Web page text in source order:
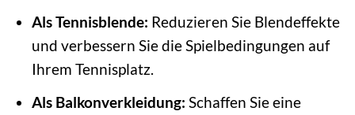
Als Tennisblende: Reduzieren Sie Blendeffekte
und verbessern Sie die Spielbedingungen auf
Ihrem Tennisplatz.
Als Balkonverkleidung: Schaffen Sie eine